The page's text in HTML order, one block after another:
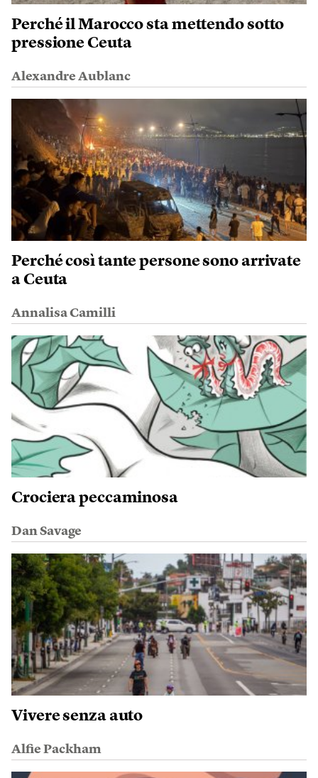
Perché il Marocco sta mettendo sotto
pressione Ceuta
Alexandre Aublanc
Perché così tante persone sono arrivate
a Ceuta
Annalisa Camilli
Crociera peccaminosa
Dan Savage
Vivere senza auto
Alfie Packham